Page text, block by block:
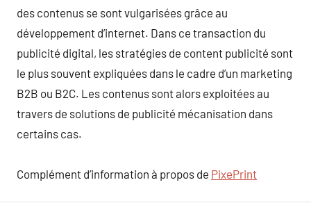
des contenus se sont vulgarisées grâce au
développement d’internet. Dans ce transaction du
publicité digital, les stratégies de content publicité sont
le plus souvent expliquées dans le cadre d’un marketing
B2B ou B2C. Les contenus sont alors exploitées au
travers de solutions de publicité mécanisation dans
certains cas.
Complément d’information à propos de PixePrint